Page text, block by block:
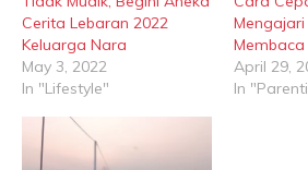
Cerita Lebaran 2022
Keluarga Nara
May 3, 2022
In "Lifestyle"
Membaca
April 29,
In